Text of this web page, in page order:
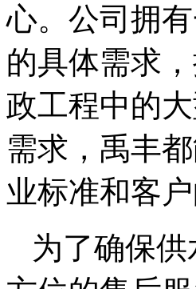
心。公司拥
的具体需求
政工程中的
需求，禹丰
业标准和客
为了确保